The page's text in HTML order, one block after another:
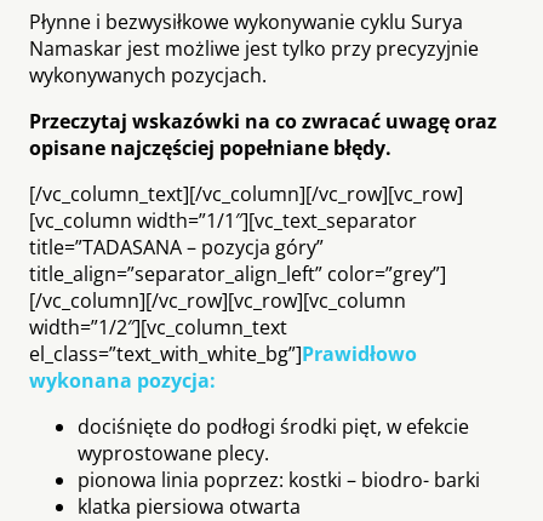
Płynne i bezwysiłkowe wykonywanie cyklu Surya
Namaskar jest możliwe jest tylko przy precyzyjnie
wykonywanych pozycjach.
Przeczytaj wskazówki na co zwracać uwagę oraz
opisane najczęściej popełniane błędy.
[/vc_column_text][/vc_column][/vc_row][vc_row]
[vc_column width=”1/1″][vc_text_separator
title=”TADASANA – pozycja góry”
title_align=”separator_align_left” color=”grey”]
[/vc_column][/vc_row][vc_row][vc_column
width=”1/2″][vc_column_text
el_class=”text_with_white_bg”]Prawidłowo
wykonana pozycja:
dociśnięte do podłogi środki pięt, w efekcie
wyprostowane plecy.
pionowa linia poprzez: kostki – biodro- barki
klatka piersiowa otwarta